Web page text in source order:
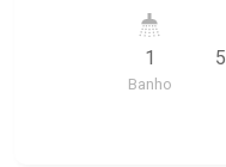
Pintura nova e
*Maravilhosa
grande fluxo, ao
1
Banho